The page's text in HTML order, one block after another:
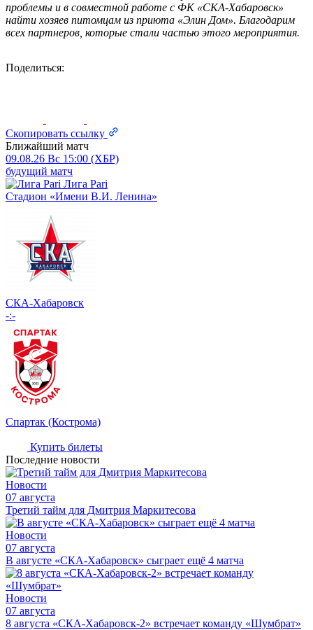
проблемы и в совместной работе с ФК «СКА-Хабаровск»
найти хозяев питомцам из приюта «Элин Дом». Благодарим
всех партнеров, которые стали частью этого мероприятия.
Поделиться:
Скопировать ссылку
Ближайший матч
09.08.26 Вс 15:00 (ХБР)
будущий матч
Лига Pari
Стадион «Имени В.И. Ленина»
СКА-Хабаровск
-:-
Спартак (Кострома)
Купить билеты
Последние новости
Новости
07 августа
Третий тайм для Дмитрия Маркитесова
Новости
07 августа
В августе «СКА-Хабаровск» сыграет ещё 4 матча
Новости
07 августа
8 августа «СКА-Хабаровск-2» встречает команду «Шумбрат»